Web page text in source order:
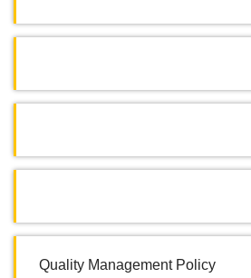
Quality Management Policy